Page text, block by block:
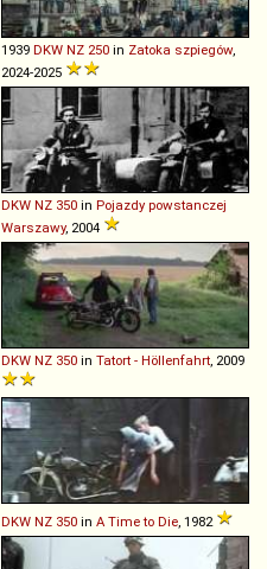
1939 DKW NZ 250 in Zatoka szpiegów,
2024-2025
DKW NZ 350 in Pojazdy powstanczej
Warszawy, 2004
DKW NZ 350 in Tatort - Höllenfahrt , 2009
DKW NZ 350 in A Time to Die , 1982